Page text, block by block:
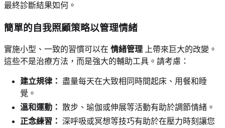
最終診斷結果如何。
簡單的自我照顧策略以管理情緒
實施小型、一致的習慣可以在 情緒管理 上帶來巨大的改變。
這些不是治療方法，而是強大的輔助工具。請考慮：
建立規律： 盡量每天在大致相同時間起床、用餐和睡
覺。
溫和運動： 散步、瑜伽或伸展等活動有助於調節情緒。
正念練習： 深呼吸或冥想等技巧有助於在壓力時刻讓您